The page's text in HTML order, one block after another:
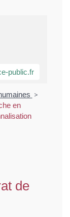
>
en
de